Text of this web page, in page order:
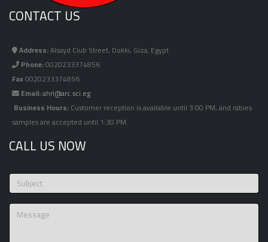
CONTACT US
Address:Alsayd Club Street, Dokki, Giza, Egypt
Phone:0020233374856
Fax0020233374856
Email:ahri@arc.sci.eg
Business Hours:Customer reception is available until 3:00 PM, and rabies
samples are accepted until 1:30 PM.
CALL US NOW